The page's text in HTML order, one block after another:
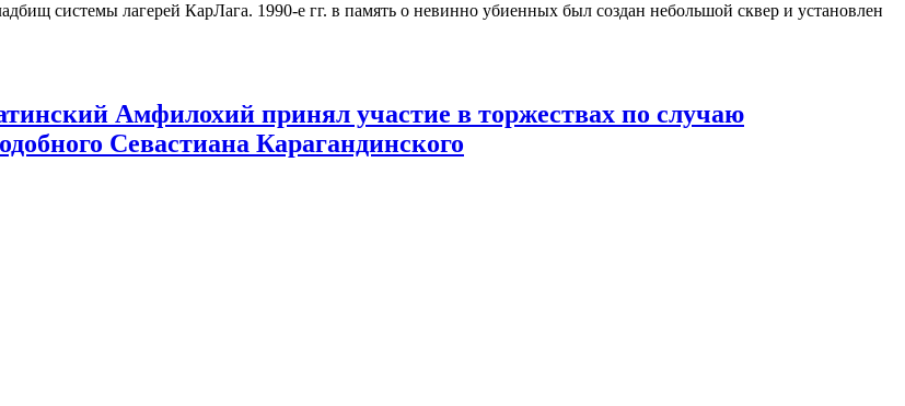
системы лагерей КарЛага. 1990-е гг. в память о невинно убиенных был создан небольшой сквер и установлен
Амфилохий принял участие в торжествах по случаю
Севастиана Карагандинского